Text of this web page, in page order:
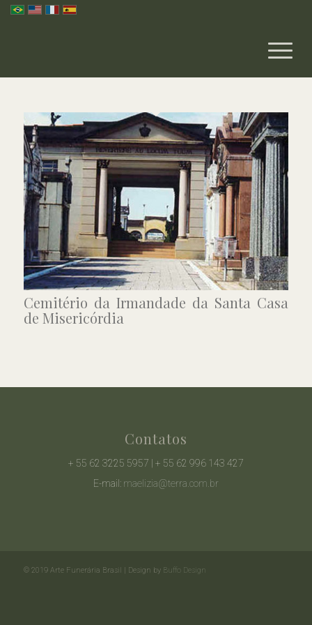
Cemitério da Irmandade da Santa Casa
de Misericórdia
Contatos
+ 55 62 3225 5957 | + 55 62 996 143 427
E-mail: maelizia@terra.com.br
© 2019 Arte Funerária Brasil | Design by Buffo Design